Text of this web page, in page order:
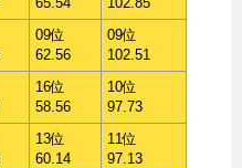
09位
62.56
09位
102.51
16位
58.56
10位
97.73
13位
60.14
11位
97.13